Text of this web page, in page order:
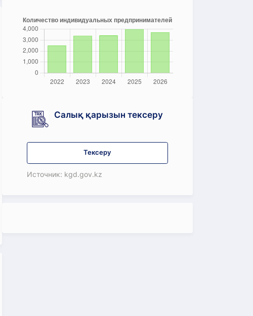
Салық қарызын тексеру
Тексеру
Источник: kgd.gov.kz